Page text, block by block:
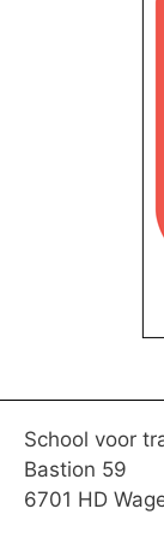
School voor
Bastion 59
6701 HD